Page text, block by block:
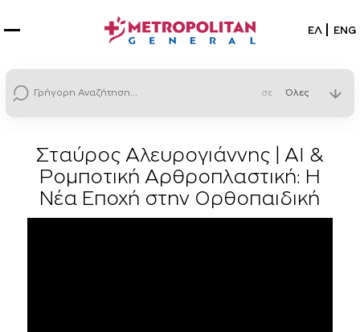
ΕΛ ENG
σε
Σταύρος Αλευρογιάννης | AI &
Ρομποτική Αρθροπλαστική: Η
Νέα Εποχή στην Ορθοπαιδική